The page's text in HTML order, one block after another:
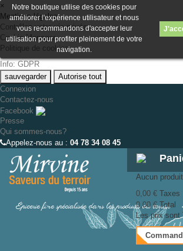
×
Mentions légales
Contrôlez votre vie privée
Cookie Manager
Politique de cookies
Info: GDPR
sauvegarder
Autorise tout
Connexion
Contactez-nous
Facebook
Presse
Qui sommes-nous?
Appelez-nous au : 04 78 34 08 45
Épicerie fine spécialisée dans les produits du terroir
Aucun produit
0,00 € Taxes
0,00 € Total
Les prix sont
Notre boutique utilise des cookies pour
améliorer l'expérience utilisateur et nous
vous recommandons d'accepter leur
utilisation pour profiter pleinement de votre
navigation.